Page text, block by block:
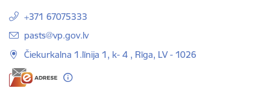
+371 67075333
E-pasts:
pasts@vp.gov.lv
Čiekurkalna 1.līnija 1, k- 4 , Rīga, LV - 1026